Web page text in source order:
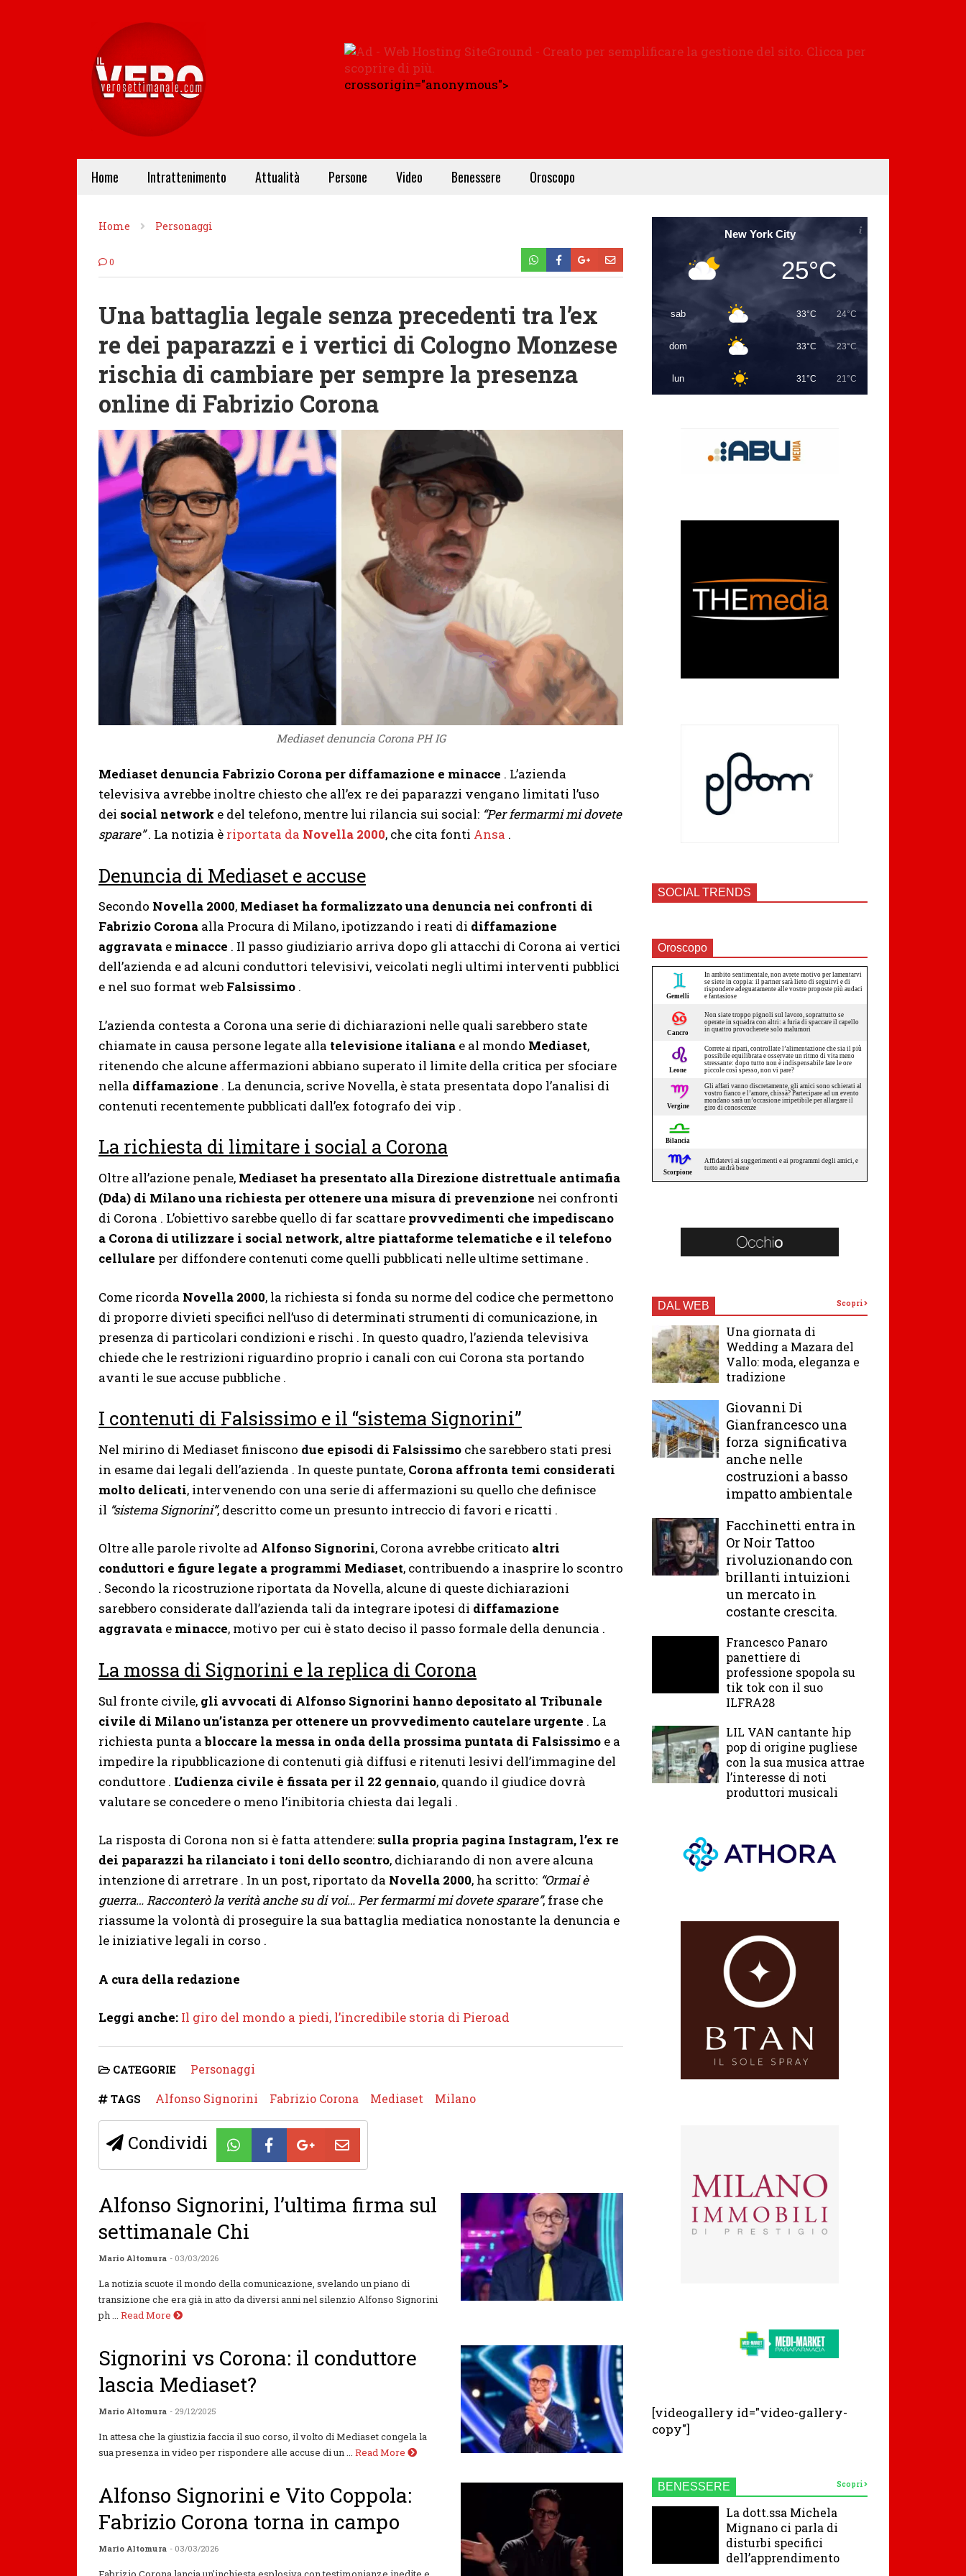
crossorigin="anonymous">
Home Intrattenimento Attualità Persone Video Benessere Oroscopo
Home Personaggi
0
Una battaglia legale senza precedenti tra l’ex
re dei paparazzi e i vertici di Cologno Monzese
rischia di cambiare per sempre la presenza
online di Fabrizio Corona
Mediaset denuncia Corona PH IG
Mediaset denuncia Fabrizio Corona per diffamazione e minacce . L’azienda
televisiva avrebbe inoltre chiesto che all’ex re dei paparazzi vengano limitati l’uso
dei social network e del telefono, mentre lui rilancia sui social: “Per fermarmi mi dovete
sparare”. La notizia è riportata da Novella 2000, che cita fonti Ansa .
Denuncia di Mediaset e accuse
Secondo Novella 2000, Mediaset ha formalizzato una denuncia nei confronti di
Fabrizio Corona alla Procura di Milano, ipotizzando i reati di diffamazione
aggravata e minacce . Il passo giudiziario arriva dopo gli attacchi di Corona ai vertici
dell’azienda e ad alcuni conduttori televisivi, veicolati negli ultimi interventi pubblici
e nel suo format web Falsissimo .
L’azienda contesta a Corona una serie di dichiarazioni nelle quali sarebbero state
chiamate in causa persone legate alla televisione italiana e al mondo Mediaset,
ritenendo che alcune affermazioni abbiano superato il limite della critica per sfociare
nella diffamazione . La denuncia, scrive Novella, è stata presentata dopo l’analisi di
contenuti recentemente pubblicati dall’ex fotografo dei vip .
La richiesta di limitare i social a Corona
Oltre all’azione penale, Mediaset ha presentato alla Direzione distrettuale antimafia
(Dda) di Milano una richiesta per ottenere una misura di prevenzione nei confronti
di Corona . L’obiettivo sarebbe quello di far scattare provvedimenti che impediscano
a Corona di utilizzare i social network, altre piattaforme telematiche e il telefono
cellulare per diffondere contenuti come quelli pubblicati nelle ultime settimane .
Come ricorda Novella 2000, la richiesta si fonda su norme del codice che permettono
di proporre divieti specifici nell’uso di determinati strumenti di comunicazione, in
presenza di particolari condizioni e rischi . In questo quadro, l’azienda televisiva
chiede che le restrizioni riguardino proprio i canali con cui Corona sta portando
avanti le sue accuse pubbliche .
I contenuti di Falsissimo e il “sistema Signorini”
Nel mirino di Mediaset finiscono due episodi di Falsissimo che sarebbero stati presi
in esame dai legali dell’azienda . In queste puntate, Corona affronta temi considerati
molto delicati, intervenendo con una serie di affermazioni su quello che definisce
il “sistema Signorini”, descritto come un presunto intreccio di favori e ricatti .
Oltre alle parole rivolte ad Alfonso Signorini, Corona avrebbe criticato altri
conduttori e figure legate a programmi Mediaset, contribuendo a inasprire lo scontro
. Secondo la ricostruzione riportata da Novella, alcune di queste dichiarazioni
sarebbero considerate dall’azienda tali da integrare ipotesi di diffamazione
aggravata e minacce, motivo per cui è stato deciso il passo formale della denuncia .
La mossa di Signorini e la replica di Corona
Sul fronte civile, gli avvocati di Alfonso Signorini hanno depositato al Tribunale
civile di Milano un’istanza per ottenere un provvedimento cautelare urgente . La
richiesta punta abloccare la messa in onda della prossima puntata di Falsissimo e a
impedire la ripubblicazione di contenuti già diffusi e ritenuti lesivi dell’immagine del
conduttore . L’udienza civile è fissata per il 22 gennaio, quando il giudice dovrà
valutare se concedere o meno l’inibitoria chiesta dai legali .
La risposta di Corona non si è fatta attendere: sulla propria pagina Instagram, l’ex re
dei paparazzi ha rilanciato i toni dello scontro, dichiarando di non avere alcuna
intenzione di arretrare . In un post, riportato da Novella 2000, ha scritto: “Ormai è
guerra… Racconterò la verità anche su di voi… Per fermarmi mi dovete sparare”, frase che
riassume la volontà di proseguire la sua battaglia mediatica nonostante la denuncia e
le iniziative legali in corso .
A cura della redazione
Leggi anche: Il giro del mondo a piedi, l’incredibile storia di Pieroad
CATEGORIE Personaggi
TAGS Alfonso Signorini Fabrizio Corona Mediaset Milano
Condividi
Alfonso Signorini, l’ultima firma sul
settimanale Chi
Mario Altomura - 03/03/2026
La notizia scuote il mondo della comunicazione, svelando un piano di
transizione che era già in atto da diversi anni nel silenzio Alfonso Signorini
ph ... Read More
Signorini vs Corona: il conduttore
lascia Mediaset?
Mario Altomura - 29/12/2025
In attesa che la giustizia faccia il suo corso, il volto di Mediaset congela la
sua presenza in video per rispondere alle accuse di un ... Read More
Alfonso Signorini e Vito Coppola:
Fabrizio Corona torna in campo
Mario Altomura - 03/03/2026
New York City
25°C
sab 33°C 24°C
dom 33°C 23°C
lun 31°C 21°C
SOCIAL TRENDS
Oroscopo
DAL WEB Scopri
Una giornata di
Wedding a Mazara del
Vallo: moda, eleganza e
tradizione
Giovanni Di
Gianfrancesco una
forza significativa
anche nelle
costruzioni a basso
impatto ambientale
Facchinetti entra in
Or Noir Tattoo
rivoluzionando con
brillanti intuizioni
un mercato in
costante crescita.
Francesco Panaro
panettiere di
professione spopola su
tik tok con il suo
ILFRA28
LIL VAN cantante hip
pop di origine pugliese
con la sua musica attrae
l’interesse di noti
produttori musicali
[videogallery id="video-gallery-
copy"]
BENESSERE Scopri
La dott.ssa Michela
Mignano ci parla di
disturbi specifici
dell’apprendimento